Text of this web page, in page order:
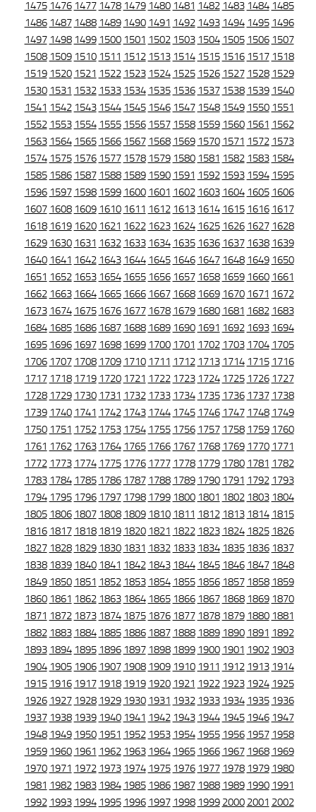
1475 1476 1477 1478 1479 1480 1481 1482 1483 1484 1485
1486 1487 1488 1489 1490 1491 1492 1493 1494 1495 1496
1497 1498 1499 1500 1501 1502 1503 1504 1505 1506 1507
1508 1509 1510 1511 1512 1513 1514 1515 1516 1517 1518
1519 1520 1521 1522 1523 1524 1525 1526 1527 1528 1529
1530 1531 1532 1533 1534 1535 1536 1537 1538 1539 1540
1541 1542 1543 1544 1545 1546 1547 1548 1549 1550 1551
1552 1553 1554 1555 1556 1557 1558 1559 1560 1561 1562
1563 1564 1565 1566 1567 1568 1569 1570 1571 1572 1573
1574 1575 1576 1577 1578 1579 1580 1581 1582 1583 1584
1585 1586 1587 1588 1589 1590 1591 1592 1593 1594 1595
1596 1597 1598 1599 1600 1601 1602 1603 1604 1605 1606
1607 1608 1609 1610 1611 1612 1613 1614 1615 1616 1617
1618 1619 1620 1621 1622 1623 1624 1625 1626 1627 1628
1629 1630 1631 1632 1633 1634 1635 1636 1637 1638 1639
1640 1641 1642 1643 1644 1645 1646 1647 1648 1649 1650
1651 1652 1653 1654 1655 1656 1657 1658 1659 1660 1661
1662 1663 1664 1665 1666 1667 1668 1669 1670 1671 1672
1673 1674 1675 1676 1677 1678 1679 1680 1681 1682 1683
1684 1685 1686 1687 1688 1689 1690 1691 1692 1693 1694
1695 1696 1697 1698 1699 1700 1701 1702 1703 1704 1705
1706 1707 1708 1709 1710 1711 1712 1713 1714 1715 1716
1717 1718 1719 1720 1721 1722 1723 1724 1725 1726 1727
1728 1729 1730 1731 1732 1733 1734 1735 1736 1737 1738
1739 1740 1741 1742 1743 1744 1745 1746 1747 1748 1749
1750 1751 1752 1753 1754 1755 1756 1757 1758 1759 1760
1761 1762 1763 1764 1765 1766 1767 1768 1769 1770 1771
1772 1773 1774 1775 1776 1777 1778 1779 1780 1781 1782
1783 1784 1785 1786 1787 1788 1789 1790 1791 1792 1793
1794 1795 1796 1797 1798 1799 1800 1801 1802 1803 1804
1805 1806 1807 1808 1809 1810 1811 1812 1813 1814 1815
1816 1817 1818 1819 1820 1821 1822 1823 1824 1825 1826
1827 1828 1829 1830 1831 1832 1833 1834 1835 1836 1837
1838 1839 1840 1841 1842 1843 1844 1845 1846 1847 1848
1849 1850 1851 1852 1853 1854 1855 1856 1857 1858 1859
1860 1861 1862 1863 1864 1865 1866 1867 1868 1869 1870
1871 1872 1873 1874 1875 1876 1877 1878 1879 1880 1881
1882 1883 1884 1885 1886 1887 1888 1889 1890 1891 1892
1893 1894 1895 1896 1897 1898 1899 1900 1901 1902 1903
1904 1905 1906 1907 1908 1909 1910 1911 1912 1913 1914
1915 1916 1917 1918 1919 1920 1921 1922 1923 1924 1925
1926 1927 1928 1929 1930 1931 1932 1933 1934 1935 1936
1937 1938 1939 1940 1941 1942 1943 1944 1945 1946 1947
1948 1949 1950 1951 1952 1953 1954 1955 1956 1957 1958
1959 1960 1961 1962 1963 1964 1965 1966 1967 1968 1969
1970 1971 1972 1973 1974 1975 1976 1977 1978 1979 1980
1981 1982 1983 1984 1985 1986 1987 1988 1989 1990 1991
1992 1993 1994 1995 1996 1997 1998 1999 2000 2001 2002